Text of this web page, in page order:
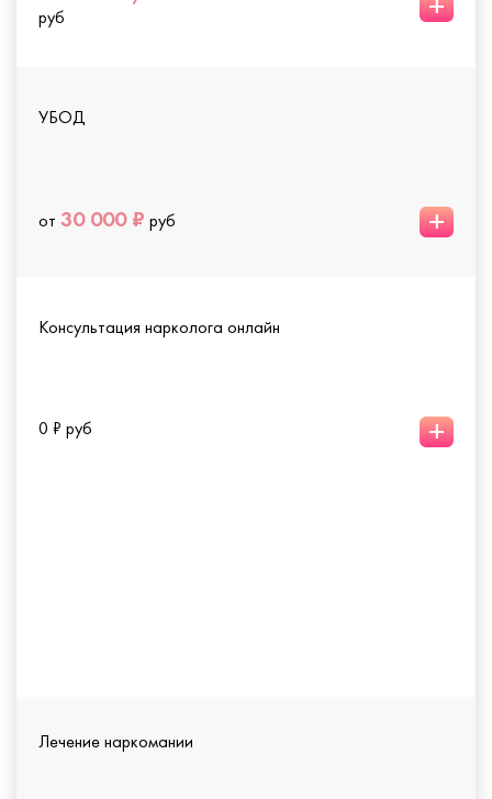
руб
УБОД
от 30 000 ₽ руб +
Консультация нарколога онлайн
0 ₽ руб +
Лечение наркомании